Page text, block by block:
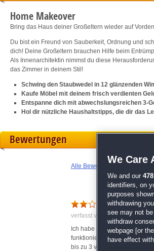
Home Makeover
Bring das Haus deiner Großeltern wieder auf
Du bist ein Freund von Sauberkeit, Ordnung und
dich! Deine Großeltern brauchen Hilfe beim
Als Innenarchitektin nimmst du diese
das Zimmer in deinem Stil!
Schwing den Staubwedel in 12 glänzenden
Kaufe Möbel mit deinem frisch verdienten
Entspanne dich mit abwechslungsreichen 3-
Hol dir nützliche Haushaltstipps, die dir das
Bewertungen
Alle Bewertungen anzeigen
verfasst von Marianne am
Ich habe mir von dem Spiel
funktionierten nicht. Ich hatte
bis zu 3 verschiedene
We Care
We and our 478
identifiers, on
purposes
withdrawing
see may not
withdraw
webpage [or
have effect